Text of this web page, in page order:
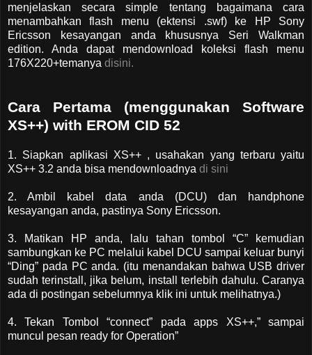
menjelaskan secara simple tentang bagaimana cara
menambahkan flash menu (ektensi .swf) ke HP Sony
Ericsson kesayangan anda khususnya Seri Walkman
edition. Anda dapat mendownload koleksi flash menu
176X220+temanya disini.
Cara Pertama (menggunakan Software
XS++) with EROM CID 52
1. Siapkan aplikasi XS++ , usahakan yang terbaru yaitu
XS++ 3.2 anda bisa mendownloadnya di sini
2. Ambil kabel data anda (DCU) dan handphone
kesayangan anda, pastinya Sony Ericsson.
3. Matikan HP anda, lalu tahan tombol “C” kemudian
sambungkan ke PC melalui kabel DCU sampai keluar bunyi
“Ding” pada PC anda. (itu menandakan bahwa USB driver
sudah terinstall, jika belum, install terlebih dahulu. Caranya
ada di postingan sebelumnya klik ini untuk melihatnya.)
4. Tekan Tombol “connect” pada apps XS++,” sampai
muncul pesan ready for Operation”